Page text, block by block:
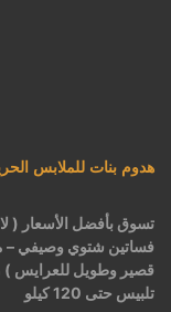
هدوم بنات للملابس
تسوق بأفضل الأسعار (
فساتين شتوي وصيفي –
قصير وطويل للعرايس )
تلبيس حتى 120 كيلو